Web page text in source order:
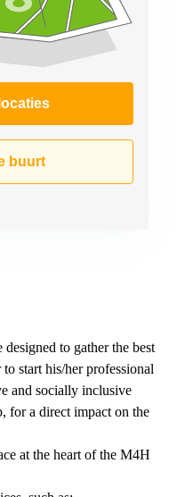
buurt
to gather the best
start his/her professional
and socially inclusive
for a direct impact on the
at the heart of the M4H